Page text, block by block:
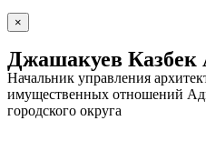
×
Джашакуев Казбек
Начальник управления
имущественных отношений
городского округа